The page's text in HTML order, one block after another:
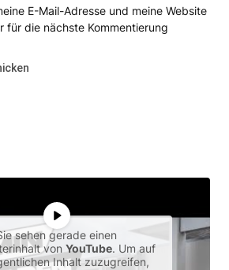
E-Mail-Adresse und meine Website
für die nächste Kommentierung
sehen gerade einen
vonYouTube. Um auf
Inhalt zuzugreifen,